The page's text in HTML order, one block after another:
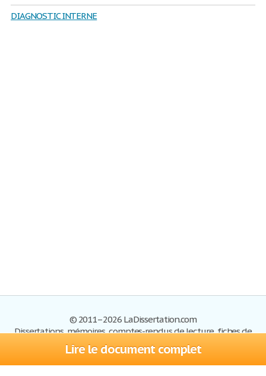
Lire le document complet
DIAGNOSTIC INTERNE
© 2011–2026 LaDissertation.com
Dissertations, mémoires, comptes-rendus de lecture, fiches de
lectures, exemples du BAC